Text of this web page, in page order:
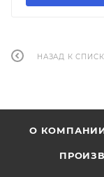
НАЗАД К
О